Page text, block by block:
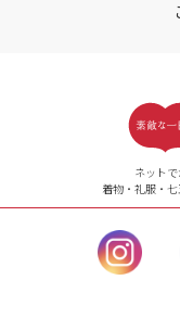
【ご注文（インターネ
24時間年中無
【お問い合わせ窓口（
ル）】10:00~17:00
土曜日、日曜
時休業日を除く。
営業時間外に
ネット
着物・礼服・